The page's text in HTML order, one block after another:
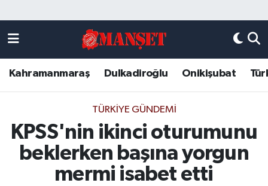
Kahramanmaraş Dulkadiroğlu Onikişubat
TÜRKIYE GÜNDEMI
KPSS'nin ikinci oturumunu
beklerken başına yorgun
mermi isabet etti
DULKADİROĞLU
KAHRAMANMARAŞ
ONİKİŞUBAT
Kahramanmaraş Nöbetçi Eczaneler
Kahramanmaraş Hava Durumu
Kahramanmaraş Trafik Yoğunluk Haritası
Süper Lig Puan Durumu ve Fikstür